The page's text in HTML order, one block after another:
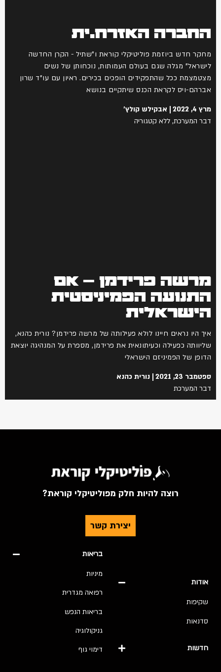
החברה האזרח.ית
מחקר חדש ביוזמת פוליטיקלי קוראת ו"שתיל - הקרן החדשה
לישראל" מגלה שגם בעולם העמותות, נוכחותן של נשים
מצטמצמת ככל שהתפקידים הופכים בכירים. ראיון עם עו"ד שרון
אברהם-ויס לקראת הכנס שיתקיים בנושא
מרץ 4, 2022
אבקילש קולץ'
דבר המערכת, ללא קטגוריה
מרשה פרידמן – אם
התנועה הפמיניסטית
הישראלית
איך היו נראים חיינו לולא פעילותה של מרשה פרידמן? נורית כהנא,
שליוותה כפעילה וכעיתונאית את פרידמן, מספרת על המנהיגה יוצאת
הדופן של הפמיניזם הישראלי
ספטמבר 23, 2021
נורית כהנא
דבר המערכת
רוצה להיות חלק מפוליטיקלי קוראת?
יצירת קשר
אודות
שקיפות
סדנאות
חדשות
בריאות
מיניות
רפואה מגדרית
בריאות הנפש
גניקולוגיה
דימוי גוף